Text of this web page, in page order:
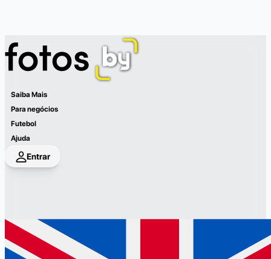
Saiba Mais
Para negócios
Futebol
Ajuda
Entrar